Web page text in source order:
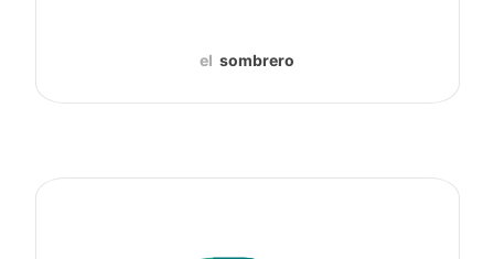
el sombrero